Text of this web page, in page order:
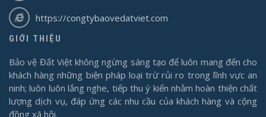
https://congtybaovedatviet.com
GIỚI THIỆU
Bảo vệ Đất Việt không ngừng sáng tạo để luôn mang đến cho
khách hàng những biện pháp loại trừ rủi ro trong lĩnh vực an
ninh; luôn luôn lắng nghe, tiếp thu ý kiến nhằm hoàn thiện chất
lượng dịch vụ, đáp ứng các nhu cầu của khách hàng và cộng
đồng xã hội.